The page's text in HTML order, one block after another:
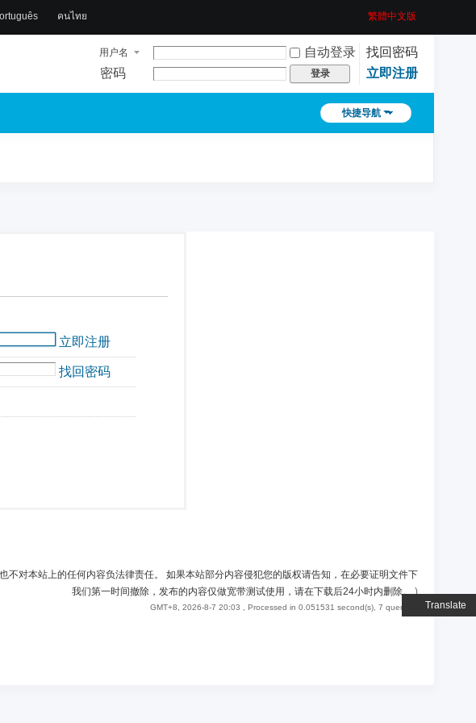
Translate
คนไทย 繁體中文版
用户名 自动登录
找回密码
密码
登录 立即注册
快捷导航
立即注册
找回密码
对本站上的任何内容负法律责任。 如果本站部分内容侵犯您的版权请告知，在必要证明文件下
我们第一时间撤除，发布的内容仅做宽带测试使用，请在下载后24小时内删除。)
GMT+8, 2026-8-7 20:03 , Processed in 0.051531 second(s), 7 queries .